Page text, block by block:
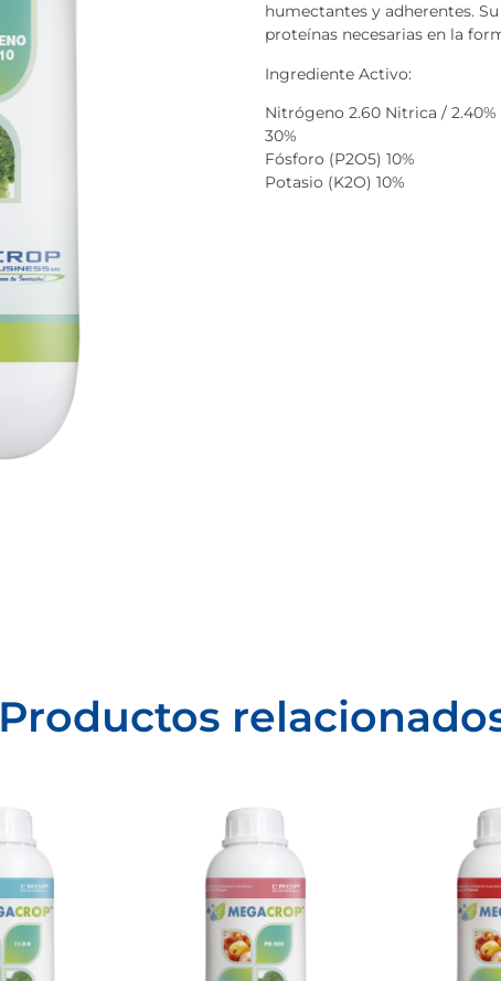
humectantes y adherentes.
proteínas necesarias en la
Ingrediente Activo:
Nitrógeno 2.60 Nitrica /
30%
Fósforo (P2O5) 10%
Potasio (K2O) 10%
Productos